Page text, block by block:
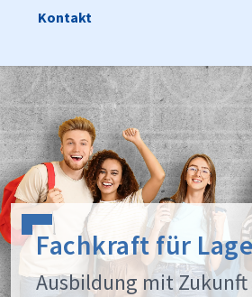
Kontakt
Fachkraft für
Ausbildung mit Zukunft